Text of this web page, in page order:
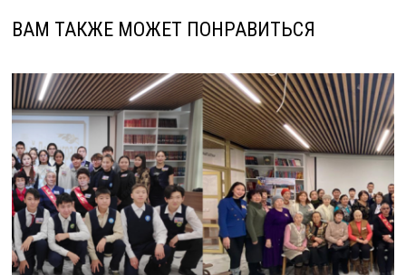
ВАМ ТАКЖЕ МОЖЕТ ПОНРАВИТЬСЯ